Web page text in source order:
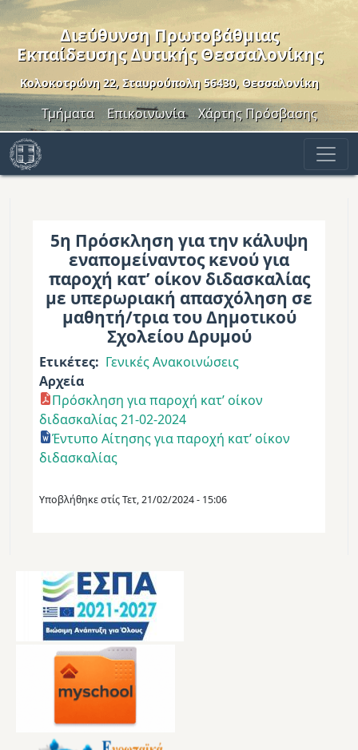
Παράκαμψη προς το κυρίως περιεχόμενο
Διεύθυνση Πρωτοβάθμιας
Εκπαίδευσης Δυτικής Θεσσαλονίκης
Κολοκοτρώνη 22, Σταυρούπολη 56430, Θεσσαλονίκη
Header Menu
Τμήματα Επικοινωνία Χάρτης Πρόσβασης
5η Πρόσκληση για την κάλυψη
εναπομείναντος κενού για
παροχή κατ’ οίκον διδασκαλίας
με υπερωριακή απασχόληση σε
μαθητή/τρια του Δημοτικού
Σχολείου Δρυμού
Ετικέτες
Γενικές Ανακοινώσεις
Αρχεία
Πρόσκληση για παροχή κατ’ οίκον
διδασκαλίας 21-02-2024
Έντυπο Αίτησης για παροχή κατ’ οίκον
διδασκαλίας
Υποβλήθηκε στίςΤετ, 21/02/2024 - 15:06